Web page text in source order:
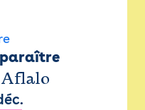
Aflalo